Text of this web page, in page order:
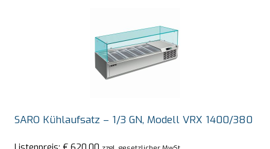
SARO Kühlaufsatz – 1/3 GN, Modell VRX 1400/380